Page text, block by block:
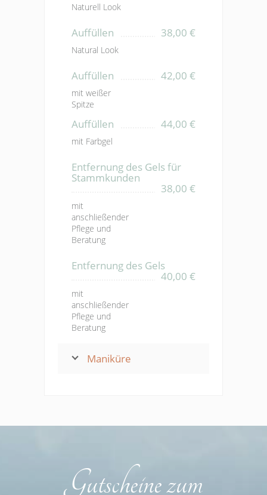
Naturell Look
Auffüllen 38,00 €
Natural Look
Auffüllen 42,00 €
mit weißer
Spitze
Auffüllen 44,00 €
mit Farbgel
Entfernung des Gels für
Stammkunden
38,00 €
mit
anschließender
Pflege und
Beratung
Entfernung des Gels
40,00 €
mit
anschließender
Pflege und
Beratung
Maniküre
Gutscheine zum